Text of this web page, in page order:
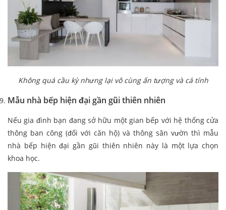
Không quá cầu kỳ nhưng lại vô cùng ấn tượng và cá tính
Mẫu nhà bếp hiện đại gần gũi thiên nhiên
Nếu gia đình bạn đang sở hữu một gian bếp với hệ thống cửa
thông ban công (đối với căn hộ) và thông sân vườn thì mẫu
nhà bếp hiện đại gần gũi thiên nhiên này là một lựa chọn
khoa học.